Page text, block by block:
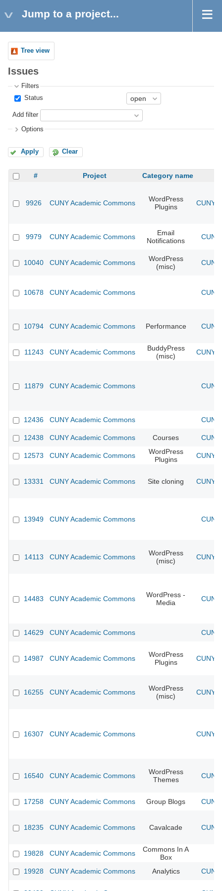
Jump to a project...
Tree view
Issues
Filters
Status
Add filter
Options
Apply Clear
# Project Category name
9926 CUNY Academic Commons
WordPress
Plugins
CUNY
9979 CUNY Academic Commons
Email
Notifications
10040 CUNY Academic Commons
WordPress
(misc)
10678 CUNY Academic Commons
10794 CUNY Academic Commons Performance
11243 CUNY Academic Commons
BuddyPress
(misc)
CUNY
11879 CUNY Academic Commons
12436 CUNY Academic Commons
12438 CUNY Academic Commons Courses
12573 CUNY Academic Commons
WordPress
Plugins
CUNY
13331 CUNY Academic Commons Site cloning CUNY
13949 CUNY Academic Commons
14113 CUNY Academic Commons
WordPress
(misc)
CUNY
14483 CUNY Academic Commons
WordPress -
Media
14629 CUNY Academic Commons
14987 CUNY Academic Commons
WordPress
Plugins
CUNY
16255 CUNY Academic Commons
WordPress
(misc)
CUNY
16307 CUNY Academic Commons CUNY
16540 CUNY Academic Commons
WordPress
Themes
17258 CUNY Academic Commons Group Blogs
18235 CUNY Academic Commons Cavalcade
19828 CUNY Academic Commons
Commons In A
Box
19928
CUNY Academic Commons Analytics